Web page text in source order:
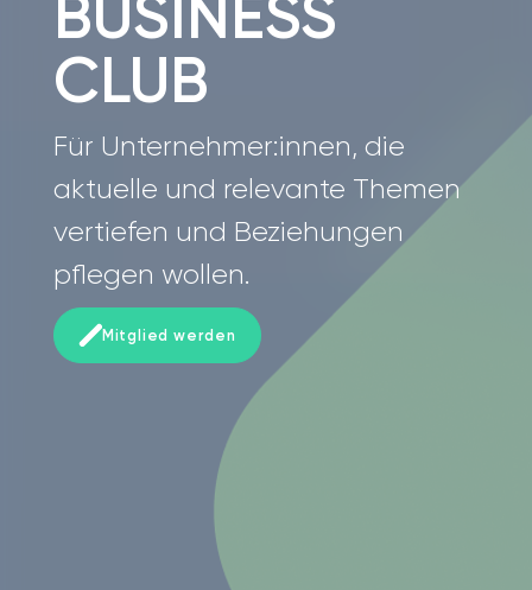
BUSINESS
CLUB
Für Unternehmer:innen, die
aktuelle und relevante Themen
vertiefen und Beziehungen
pflegen wollen.
Mitglied werden